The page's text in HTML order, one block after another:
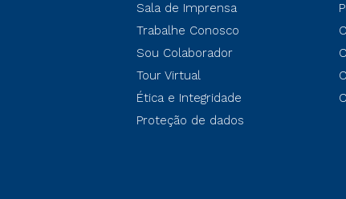
Sala de Imprensa
Trabalhe Conosco
Sou Colaborador
Tour Virtual
Ética e Integridade
Proteção de dados